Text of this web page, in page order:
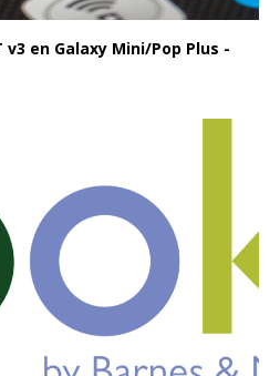
v3 en Galaxy Mini/Pop Plus -